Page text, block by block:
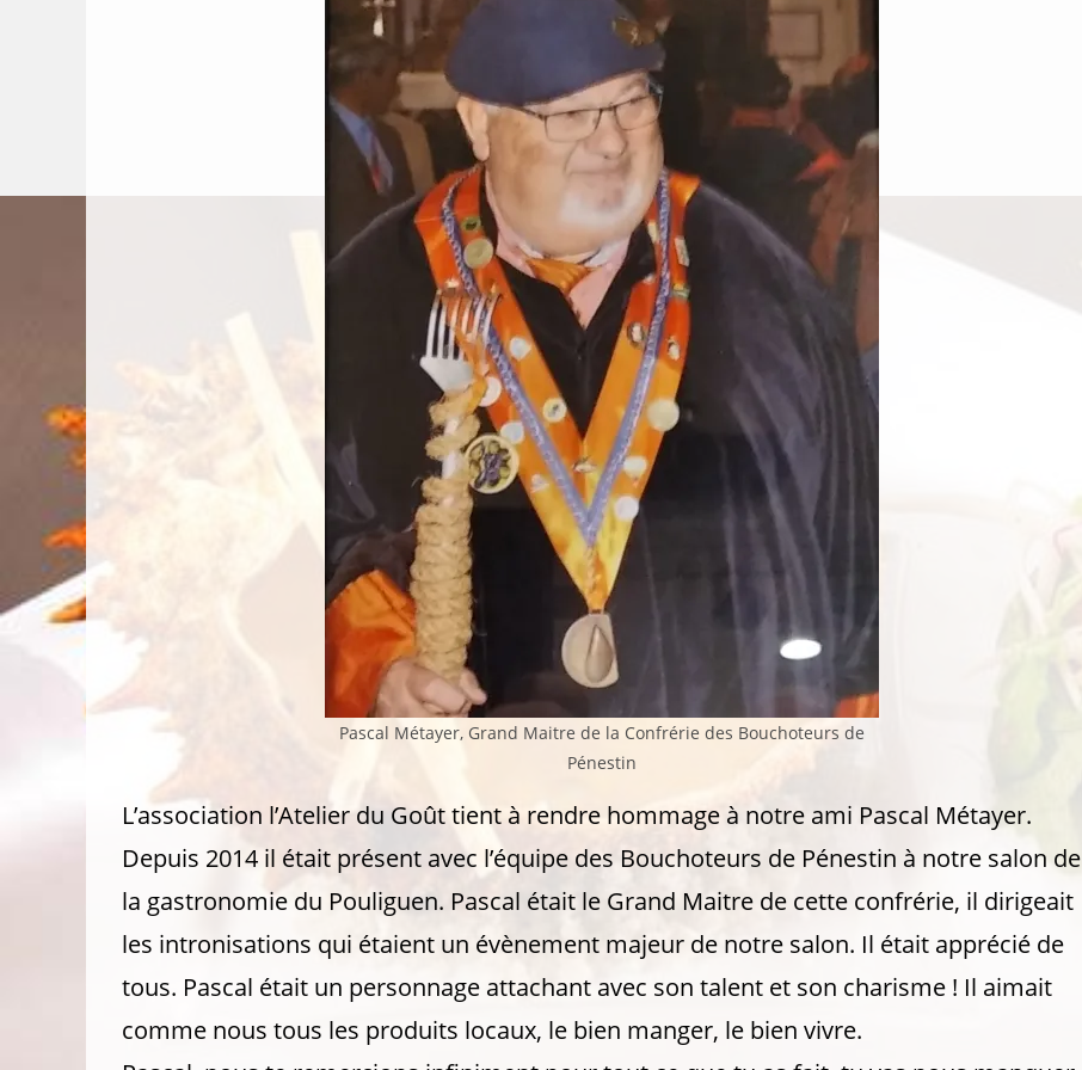
Pascal Métayer, Grand Maitre de la Confrérie des Bouchoteurs de
Pénestin
L’association l’Atelier du Goût tient à rendre hommage à notre ami Pascal Métayer.
Depuis 2014 il était présent avec l’équipe des Bouchoteurs de Pénestin à notre salon de
la gastronomie du Pouliguen. Pascal était le Grand Maitre de cette confrérie, il dirigeait
les intronisations qui étaient un évènement majeur de notre salon. Il était apprécié de
tous. Pascal était un personnage attachant avec son talent et son charisme ! Il aimait
comme nous tous les produits locaux, le bien manger, le bien vivre.